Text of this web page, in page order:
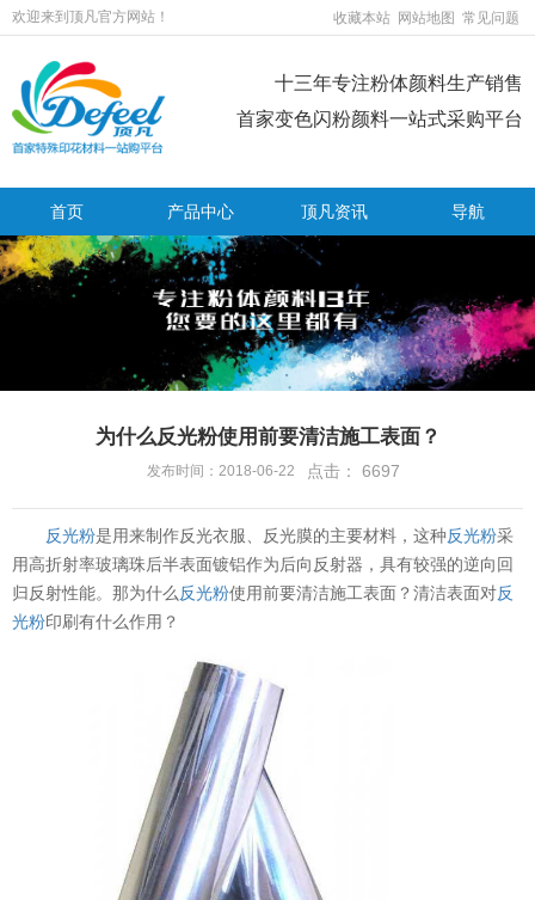
欢迎来到顶凡官方网站！ 收藏本站 网站地图 常见问题
十三年专注粉体颜料生产销售
首家变色闪粉颜料一站式采购平台
首页 产品中心 顶凡资讯 导航
为什么反光粉使用前要清洁施工表面？
发布时间：2018-06-22 点击： 6697
反光粉是用来制作反光衣服、反光膜的主要材料，这种反光粉采
用高折射率玻璃珠后半表面镀铝作为后向反射器，具有较强的逆向回
归反射性能。那为什么 反光粉使用前要清洁施工表面？清洁表面对反
光粉印刷有什么作用？